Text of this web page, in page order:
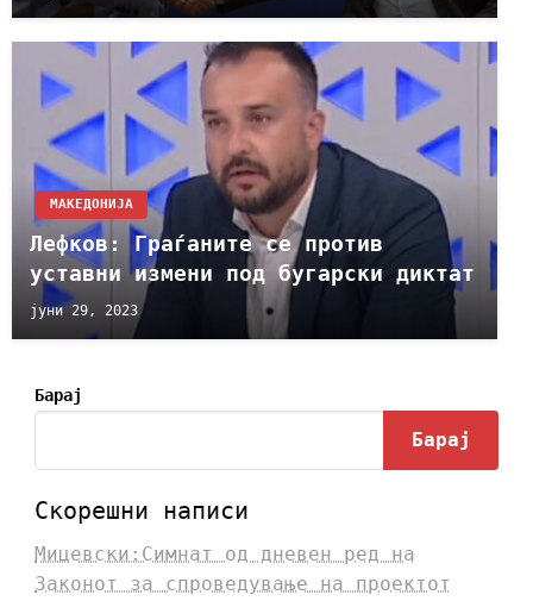
МАКЕДОНИЈА
Лефков: Граѓаните се против
уставни измени под бугарски диктат
јуни 29, 2023
Барај
Барај
Скорешни написи
Мицевски:Симнат од дневен ред на
Законот за спроведување на проектот